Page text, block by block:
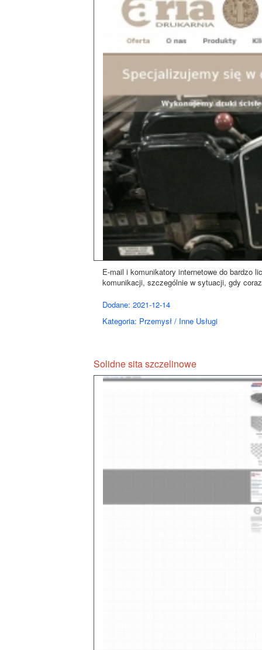
E-mail i komunikatory internetowe do bardzo
komunikacji, szczególnie w sytuacji, gdy
Dodane: 2021-12-14
Kategoria: Przemysł / Inne Usługi
Solidne sita szczelinowe